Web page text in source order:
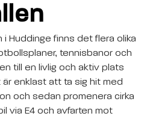
i Huddinge finns det flera olika
tennisbanor och
till en livlig och aktiv plats
är enklast att ta sig hit med
och sedan promenera cirka
via E4 och avfarten mot